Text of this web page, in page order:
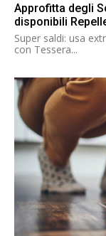
Approfitta degli
disponibili
Super saldi: usa
con Tessera...